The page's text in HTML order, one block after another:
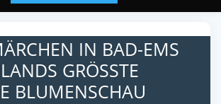
IN BAD-EMS
GRÖSSTE R